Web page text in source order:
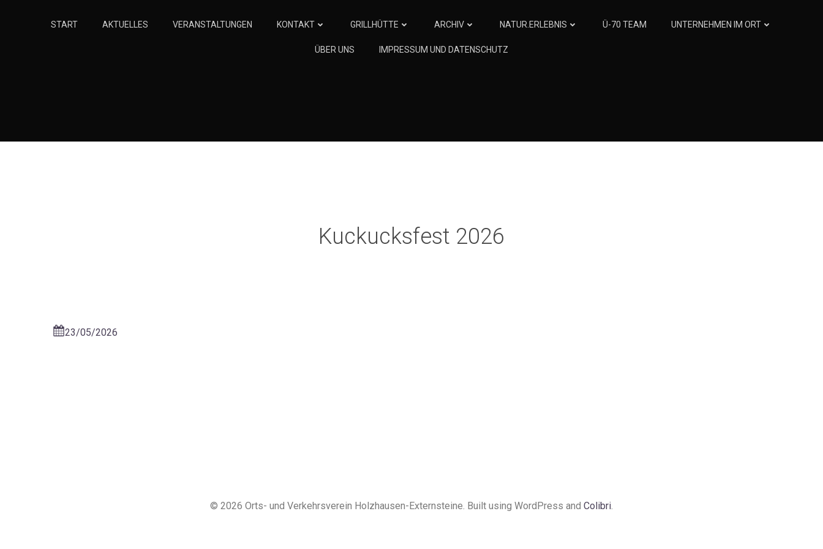
START AKTUELLES VERANSTALTUNGEN KONTAKT GRILLHÜTTE ARCHIV NATUR.ERLEBNIS Ü-70 TEAM UNTERNEHMEN IM ORT
ÜBER UNS IMPRESSUM UND DATENSCHUTZ
Kuckucksfest 2026
23/05/2026
© 2026 Orts- und Verkehrsverein Holzhausen-Externsteine. Built using WordPress and Colibri.